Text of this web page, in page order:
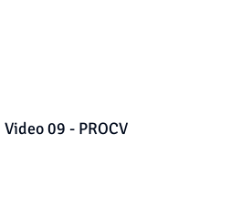
Video 09 - PROCV